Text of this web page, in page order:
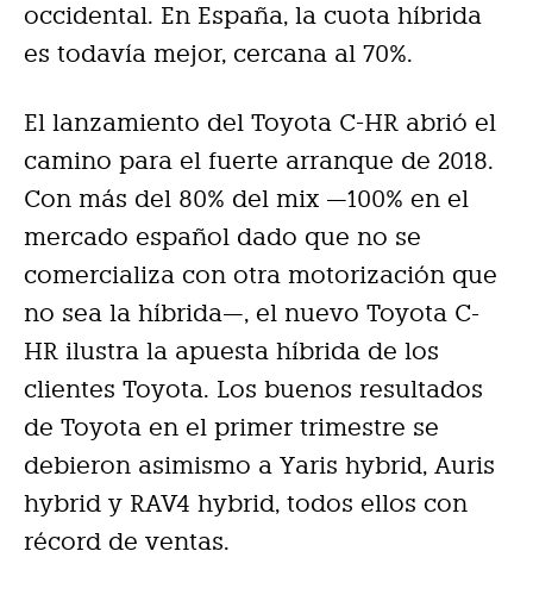
occidental. En España, la cuota híbrida
es todavía mejor, cercana al 70%.
El lanzamiento del Toyota C-HR abrió el
camino para el fuerte arranque de 2018.
Con más del 80% del mix —100% en el
mercado español dado que no se
comercializa con otra motorización que
no sea la híbrida—, el nuevo Toyota C-
HR ilustra la apuesta híbrida de los
clientes Toyota. Los buenos resultados
de Toyota en el primer trimestre se
debieron asimismo a Yaris hybrid, Auris
hybrid y RAV4 hybrid, todos ellos con
récord de ventas.